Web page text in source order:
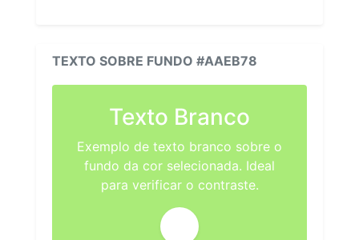
TEXTO SOBRE FUNDO #AAEB78
Texto Branco
Exemplo de texto branco sobre o
fundo da cor selecionada. Ideal
para verificar o contraste.